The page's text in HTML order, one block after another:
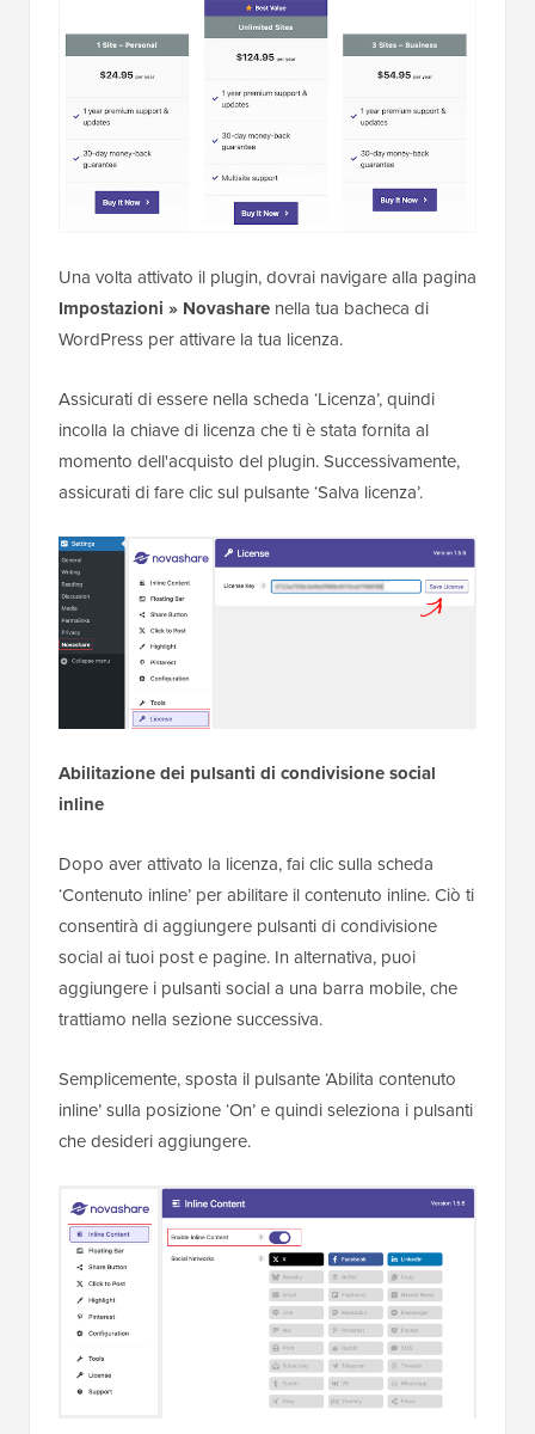
Una volta attivato il plugin, dovrai navigare alla pagina
Impostazioni » Novashare nella tua bacheca di
WordPress per attivare la tua licenza.
Assicurati di essere nella scheda ‘Licenza’, quindi
incolla la chiave di licenza che ti è stata fornita al
momento dell'acquisto del plugin. Successivamente,
assicurati di fare clic sul pulsante ‘Salva licenza’.
Abilitazione dei pulsanti di condivisione social
inline
Dopo aver attivato la licenza, fai clic sulla scheda
‘Contenuto inline’ per abilitare il contenuto inline. Ciò ti
consentirà di aggiungere pulsanti di condivisione
social ai tuoi post e pagine. In alternativa, puoi
aggiungere i pulsanti social a una barra mobile, che
trattiamo nella sezione successiva.
Semplicemente, sposta il pulsante ‘Abilita contenuto
inline’ sulla posizione ‘On’ e quindi seleziona i pulsanti
che desideri aggiungere.